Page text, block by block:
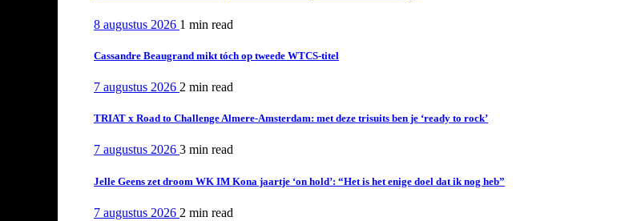
8 augustus 2026 1 min read
Cassandre Beaugrand mikt tóch op tweede WTCS-titel
7 augustus 2026 2 min read
TRIAT x Road to Challenge Almere-Amsterdam: met deze trisuits ben je ‘ready to rock’
7 augustus 2026 3 min read
Jelle Geens zet droom WK IM Kona jaartje ‘on hold’: “Het is het enige doel dat ik nog heb”
7 augustus 2026 2 min read